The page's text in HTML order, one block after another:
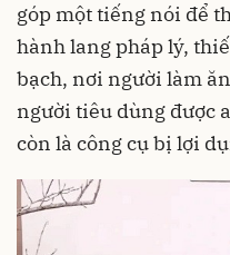
góp một tiếng nói để
hành lang pháp lý,
bạch, nơi người làm
người tiêu dùng được
còn là công cụ bị lợi